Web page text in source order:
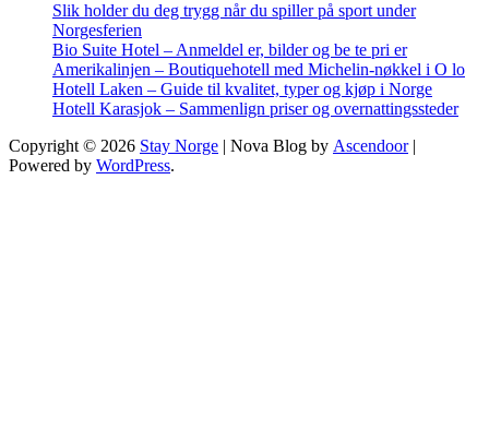
Slik holder du deg trygg når du spiller på sport under
Norgesferien
Bio Suite Hotel – Anmeldel er, bilder og be te pri er
Amerikalinjen – Boutiquehotell med Michelin-nøkkel i O lo
Hotell Laken – Guide til kvalitet, typer og kjøp i Norge
Hotell Karasjok – Sammenlign priser og overnattingssteder
Copyright © 2026 Stay Norge | Nova Blog by Ascendoor|
Powered by WordPress.